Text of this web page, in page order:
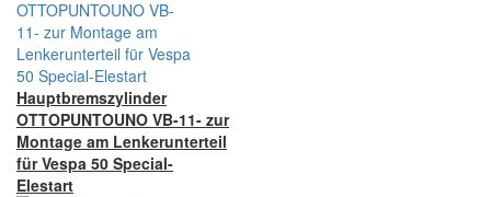
Hauptbremszylinder
OTTOPUNTOUNO VB-11- zur
Montage am Lenkerunterteil
für Vespa 50 Special-
Elestart